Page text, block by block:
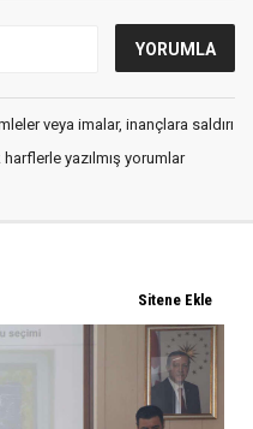
veya imalar, inançlara saldırı
yazılmış yorumlar